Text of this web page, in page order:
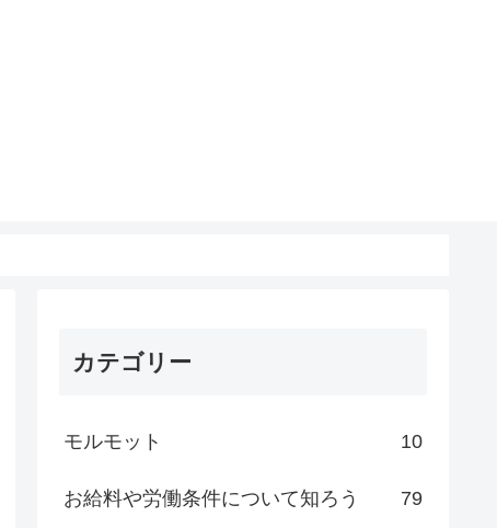
カテゴリー
モルモット 10
お給料や労働条件について知ろう 79